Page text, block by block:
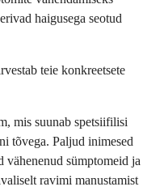
haigusega seotud
teie konkreetsete
mis suunab spetsiifilisi
tõvega. Paljud inimesed
vähenenud sümptomeid ja
ravimi manustamist